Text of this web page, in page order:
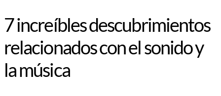
7 increíbles descubrimientos
relacionados con el sonido y
la música